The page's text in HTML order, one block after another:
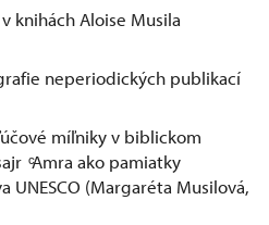
knihách Aloise Musila
neperiodických publikací
míľniky v biblickom
ͨAmra ako pamiatky
UNESCO (Margaréta Musilová,